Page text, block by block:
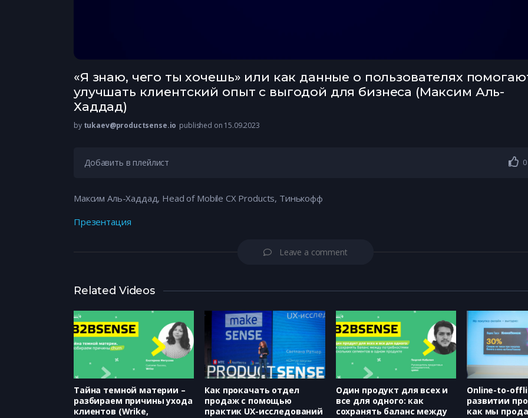
«Я знаю, чего ты хочешь» или как данные о пользователях
улучшать клиентский опыт с выгодой для бизнеса (Максим Аль-
Хаддад)
by tukaev@productsense.io published on 15.09.2023
Добавить в плейлист 0
Максим Аль-Хаддад, Head of Mobile CX Products, Тинькофф
Презентация
Leave a comment
Related Videos
Тайна темной материи –
разбираем причины ухода
клиентов (Wrike,
Как прокачать отдел
продаж с помощью
практик UX-исследований
Один продукт для всех и
все для одного: как
сохранять баланс между
Online-to-
развитии
как мы